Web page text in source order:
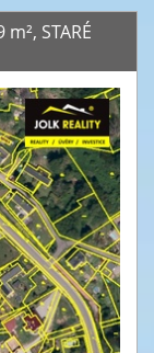
m², STARÉ